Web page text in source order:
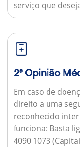
serviço que
2ª Opinião
Em caso de
direito a uma
reconhecido
funciona: Basta
4090 1073